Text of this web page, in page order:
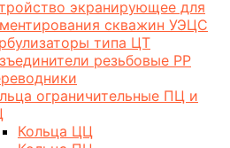
экранирующее для
скважин УЭЦС
типа ЦТ
резьбовые РР
ограничительные ПЦ и
Кольца ЦЦ